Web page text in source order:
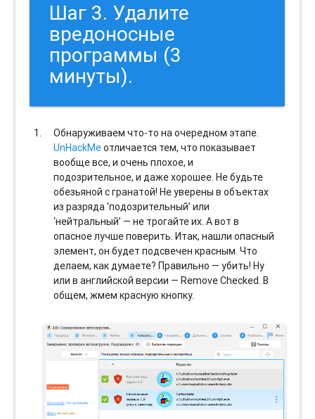
Шаг 3. Удалите
вредоносные
программы (3
минуты).
Обнаруживаем что-то на очередном этапе.
UnHackMeотличается тем, что показывает
вообще все, и очень плохое, и
подозрительное, и даже хорошее. Не будьте
обезьяной с гранатой! Не уверены в объектах
из разряда ‘подозрительный’ или
‘нейтральный’ — не трогайте их. А вот в
опасное лучше поверить. Итак, нашли опасный
элемент, он будет подсвечен красным. Что
делаем, как думаете? Правильно — убить! Ну
или в английской версии — Remove Checked. В
общем, жмем красную кнопку.